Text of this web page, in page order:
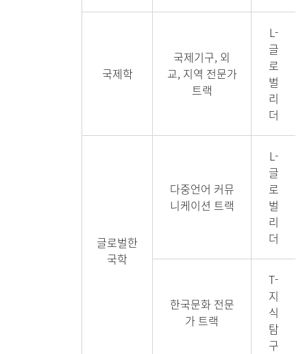
국제학
국제기구, 외
교, 지역 전문가
트랙
L-
글
로
벌
리
더
글로벌한
국학
다중언어 커뮤
니케이션 트랙
L-
글
로
벌
리
더
한국문화 전문
가 트랙
T-
지
식
탐
구